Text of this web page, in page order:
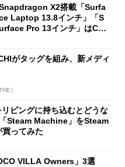
X2搭載「Surfa
Laptop 13.8インチ」「S
Pro 13インチ」はCop
がタッグを組み、新メディ
）
ビングに持ち込むとどうな
Steam Machine」をSteam
ってみた
VILLA Owners」3選